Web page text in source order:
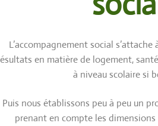
L’accompagnement social
en matière de logement,
à niveau scolaire si
Puis nous établissons peu à peu un
prenant en compte les dimensions